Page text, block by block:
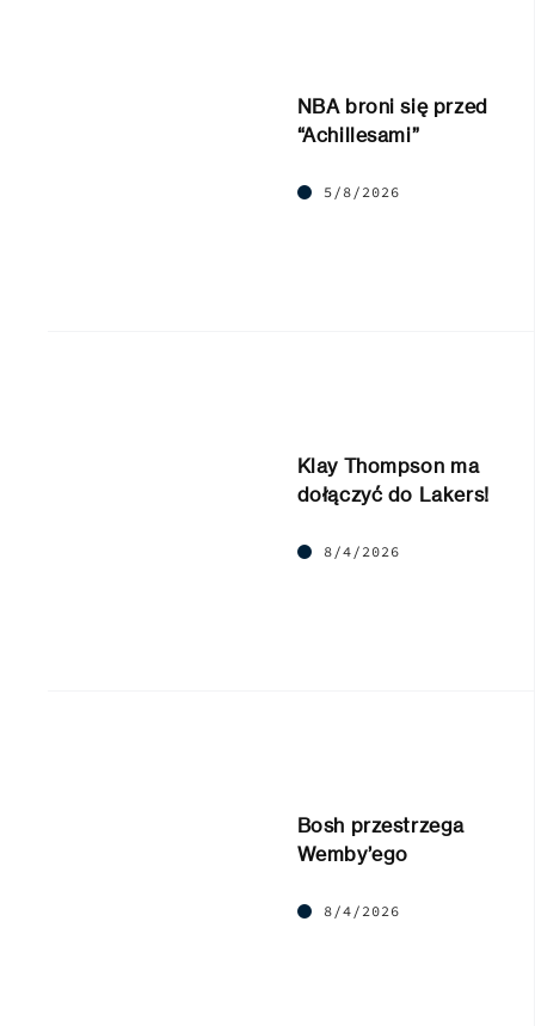
NBA broni się przed
“Achillesami”
5/8/2026
Klay Thompson ma
dołączyć do Lakers!
8/4/2026
Bosh przestrzega
Wemby’ego
8/4/2026